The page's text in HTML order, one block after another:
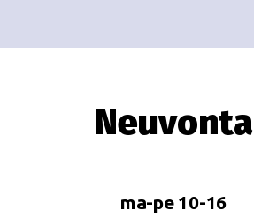
Neuvonta
ma-pe 10-16